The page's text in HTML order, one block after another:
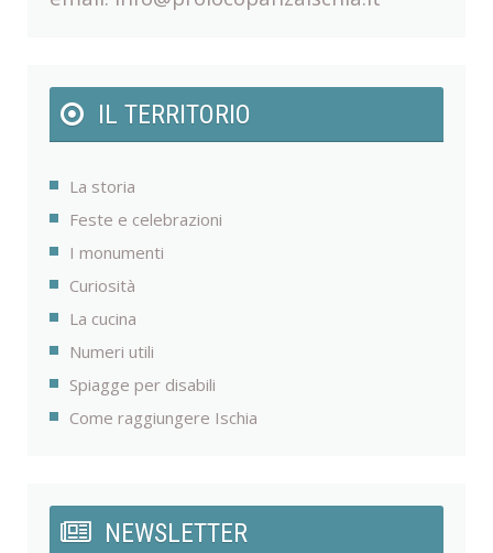
IL TERRITORIO
La storia
Feste e celebrazioni
I monumenti
Curiosità
La cucina
Numeri utili
Spiagge per disabili
Come raggiungere Ischia
NEWSLETTER